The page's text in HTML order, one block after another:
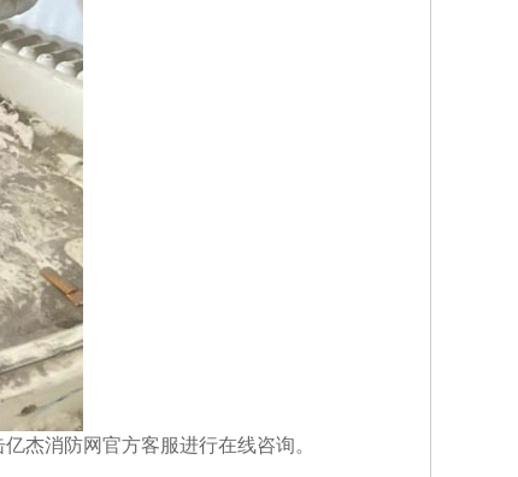
杰消防网官方客服进行在线咨询。